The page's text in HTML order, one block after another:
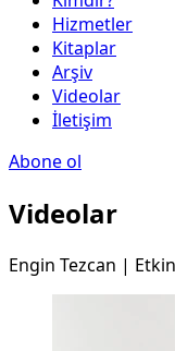
Hizmetler
Kitaplar
Arşiv
Videolar
İletişim
Abone ol
Videolar
Engin Tezcan |